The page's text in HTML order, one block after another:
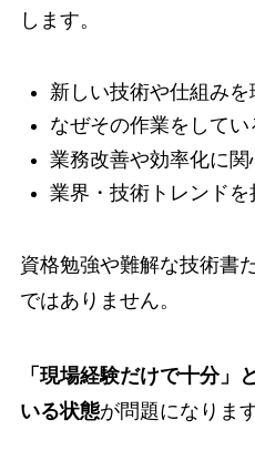
します。
新しい技術や仕組み
なぜその作業をして
業務改善や効率化に
業界・技術トレンドを
資格勉強や難解な技術書
ではありません。
「現場経験だけで十分」
いる状態が問題になります